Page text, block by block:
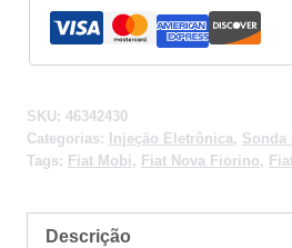
SKU: 46342430
Categorias:
Injeção Eletrônica, Sonda
Tags: Fiat Mobi, Fiat Nova Fiorino,
Descrição